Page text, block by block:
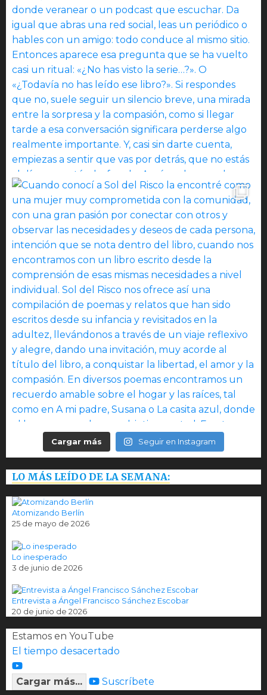
Cargar más Seguir en Instagram
LO MÁS LEÍDO DE LA SEMANA:
Atomizando Berlín
25 de mayo de 2026
Lo inesperado
3 de junio de 2026
Entrevista a Ángel Francisco Sánchez Escobar
20 de junio de 2026
Estamos en YouTube
El tiempo desacertado
Cargar más... Suscríbete